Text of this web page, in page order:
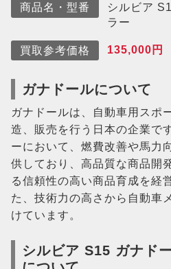
商品名・型番
シルビア
ラー
買取参考価格 135,000円
ガナドールについて
ガナドールは、自動車用スポ
造、販売を行う日本の企業で
ーにおいて、燃費改善や馬力
供しており、高品質な商品開
る信頼性の高い商品育成を経
た、技術力の高さから自動車
けています​​。
シルビア S15 ガナド